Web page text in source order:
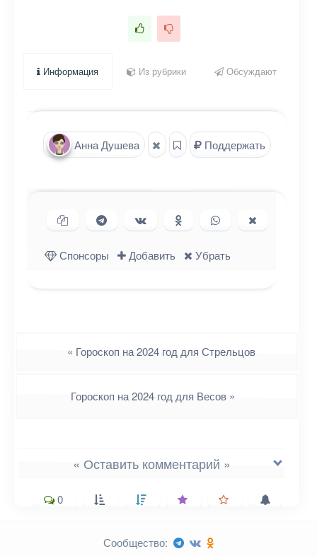
Информация Из рубрики Обсуждают
Анна Душева Поддержать
Копировать ссылку
Поделиться в Telegram
Поделиться ВКонтакте
Поделиться в
Одноклассниках
Поделиться в
WhatsApp
в X (Twitter)
Спонсоры
Добавить Убрать
« Гороскоп на 2024 год для Стрельцов
Гороскоп на 2024 год для Весов »
« Оставить комментарий »
0
Сообщество: